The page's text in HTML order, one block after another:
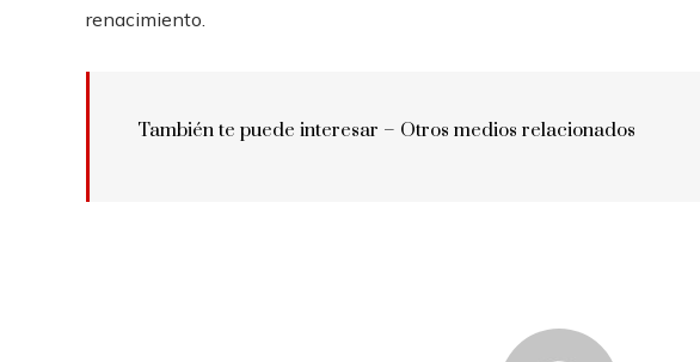
renacimiento.
También te puede interesar – Otros medios relacionados